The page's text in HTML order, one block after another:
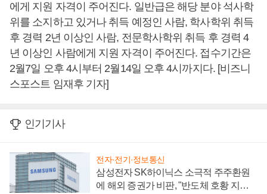
에게 지원 자격이 주어진다. 일반급은 해당 분야 석사학
위를 소지하고 있거나 취득 예정인 사람, 학사학위 취득
후 경력 2년 이상인 사람, 전문학사학위 취득 후 경력 4
년 이상인 사람에게 지원 자격이 주어진다. 접수기간은
2월7일 오후 4시부터 2월14일 오후 4시까지다. [비즈니
스포스트 임재후 기자]
인기기사
전자·전기·정보통신
삼성전자 SK하이닉스 소극적 주주환원
에 해외 증권가 비판, "반도체 호황 지속